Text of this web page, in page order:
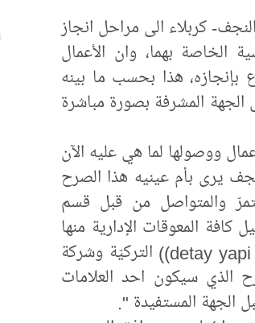
كربلاء الى مراحل انجاز
الخاصة بهما، وان الأعمال
بإنجازه، هذا بحسب ما بينه
الجهة المشرفة بصورة مباشرة
ووصولها لما هي عليه الآن
يرى بأم عينيه هذا الصرح
والمتواصل من قبل قسم
المعوقات الإدارية منها
والفنية بالإضافة الى ذلك، وإنّ الشركات المنفذة له وهي شركة detay yapi)) التركيّة وشركة
الذي سيكون احد العلامات
الجهة المستفيدة ".